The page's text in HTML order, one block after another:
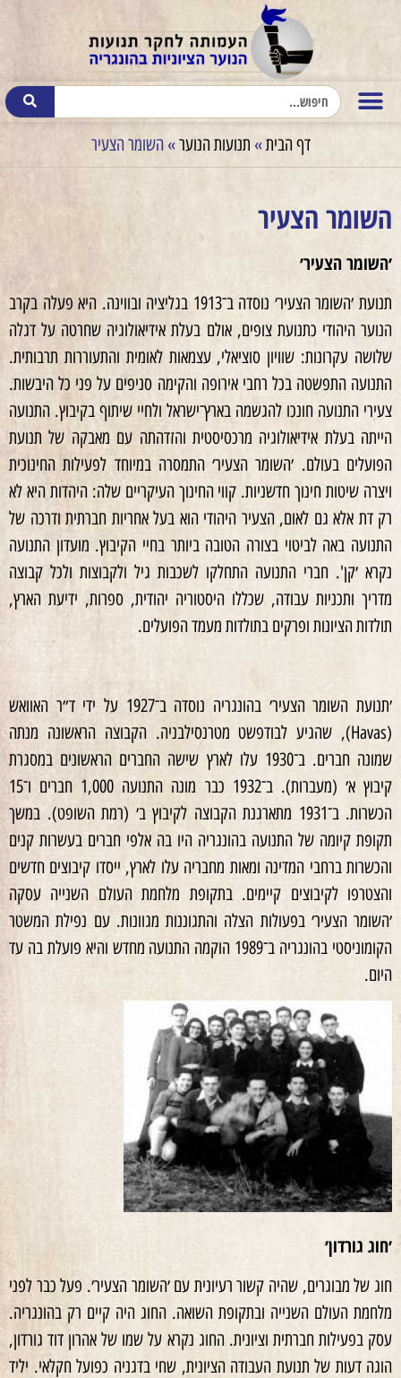
דף הבית» תנועות הנוער» השומר הצעיר
השומר הצעיר
׳השומר הצעיר׳
תנועת ׳השומר הצעיר׳ נוסדה ב־1913 בגליציה ובווינה. היא פעלה בקרב
הנוער היהודי כתנועת צופים, אולם בעלת אידיאולוגיה שחרטה על דגלה
שלושה עקרונות: שוויון סוציאלי, עצמאות לאומית והתעוררות תרבותית.
התנועה התפשטה בכל רחבי אירופה והקימה סניפים על פני כל היבשות.
צעירי התנועה חונכו להגשמה בארץ־ישראל ולחיי שיתוף בקיבוץ. התנועה
הייתה בעלת אידיאולוגיה מרכסיסטית והזדהתה עם מאבקה של תנועת
הפועלים בעולם. ׳השומר הצעיר׳ התמסרה במיוחד לפעילות החינוכית
ויצרה שיטות חינוך חדשניות. קווי החינוך העיקריים שלה: היהדות היא לא
רק דת אלא גם לאום, הצעיר היהודי הוא בעל אחריות חברתית ודרכה של
התנועה באה לביטוי בצורה הטובה ביותר בחיי הקיבוץ. מועדון התנועה
נקרא ׳קן'. חברי התנועה התחלקו לשכבות גיל ולקבוצות ולכל קבוצה
מדריך ותכניות עבודה, שכללו היסטוריה יהודית, ספרות, ידיעת הארץ,
תולדות הציונות ופרקים בתולדות מעמד הפועלים.
׳תנועת השומר הצעיר׳ בהונגריה נוסדה ב־1927 על ידי ד״ר האוואש
(Havas), שהגיע לבודפשט מטרנסילבניה. הקבוצה הראשונה מנתה
שמונה חברים. ב־1930 עלו לארץ שישה החברים הראשונים במסגרת
קיבוץ א׳ (מעברות). ב־1932 כבר מונה התנועה 1,000 חברים ו־15
הכשרות. ב־1931 מתארגנת הקבוצה לקיבוץ ב׳ (רמת השופט). במשך
תקופת קיומה של התנועה בהונגריה היו בה אלפי חברים בעשרות קנים
והכשרות ברחבי המדינה ומאות מחבריה עלו לארץ, ייסדו קיבוצים חדשים
והצטרפו לקיבוצים קיימים. בתקופת מלחמת העולם השנייה עסקה
׳השומר הצעיר׳ בפעולות הצלה והתגוננות מגוונות. עם נפילת המשטר
הקומוניסטי בהונגריה ב־1989 הוקמה התנועה מחדש והיא פועלת בה עד
היום.
׳חוג גורדון׳
חוג של מבוגרים, שהיה קשור רעיונית עם ׳השומר הצעיר׳. פעל כבר לפני
מלחמת העולם השנייה ובתקופת השואה. החוג היה קיים רק בהונגריה.
עסק בפעילות חברתית וציונית. החוג נקרא על שמו של אהרון דוד גורדון,
הוגה דעות של תנועת העבודה הציונית, שחי בדגניה כפועל חקלאי. יליד